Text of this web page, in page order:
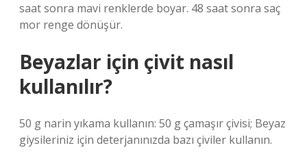
saat sonra mavi renklerde boyar. 48 saat sonra saç
mor renge dönüşür.
Beyazlar için çivit nasıl
kullanılır?
50 g narin yıkama kullanın: 50 g çamaşır çivisi; Beyaz
giysileriniz için deterjanınızda bazı çiviler kullanın.